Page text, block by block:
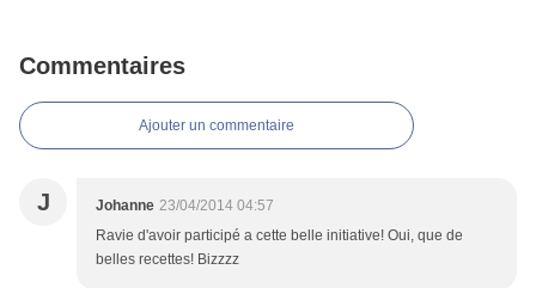
Commentaires
Ajouter un commentaire
J Johanne 23/04/2014 04:57
Ravie d'avoir participé a cette belle initiative! Oui, que de
belles recettes! Bizzzz